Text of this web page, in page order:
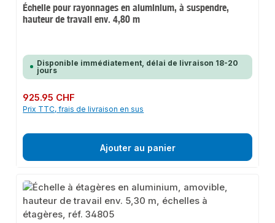
Échelle pour rayonnages en aluminium, à suspendre,
hauteur de travail env. 4,80 m
Disponible immédiatement, délai de livraison 18-20
jours
Prix régulier :
925.95 CHF
Prix TTC, frais de livraison en sus
Ajouter au panier